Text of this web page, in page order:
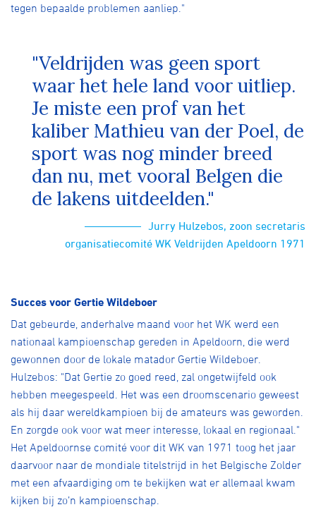
tegen bepaalde problemen aanliep."
"Veldrijden was geen sport
waar het hele land voor uitliep.
Je miste een prof van het
kaliber Mathieu van der Poel, de
sport was nog minder breed
dan nu, met vooral Belgen die
de lakens uitdeelden."
Jurry Hulzebos, zoon secretaris
organisatiecomité WK Veldrijden Apeldoorn 1971
Succes voor Gertie Wildeboer
Dat gebeurde, anderhalve maand voor het WK werd een
nationaal kampioenschap gereden in Apeldoorn, die werd
gewonnen door de lokale matador Gertie Wildeboer.
Hulzebos: "Dat Gertie zo goed reed, zal ongetwijfeld ook
hebben meegespeeld. Het was een droomscenario geweest
als hij daar wereldkampioen bij de amateurs was geworden.
En zorgde ook voor wat meer interesse, lokaal en regionaal."
Het Apeldoornse comité voor dit WK van 1971 toog het jaar
daarvoor naar de mondiale titelstrijd in het Belgische Zolder
met een afvaardiging om te bekijken wat er allemaal kwam
kijken bij zo’n kampioenschap.